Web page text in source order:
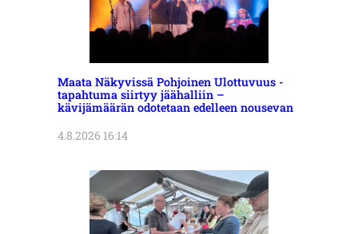
Maata Näkyvissä Pohjoinen Ulottuvuus -
tapahtuma siirtyy jäähalliin –
kävijämäärän odotetaan edelleen nousevan
4.8.2026 16:14